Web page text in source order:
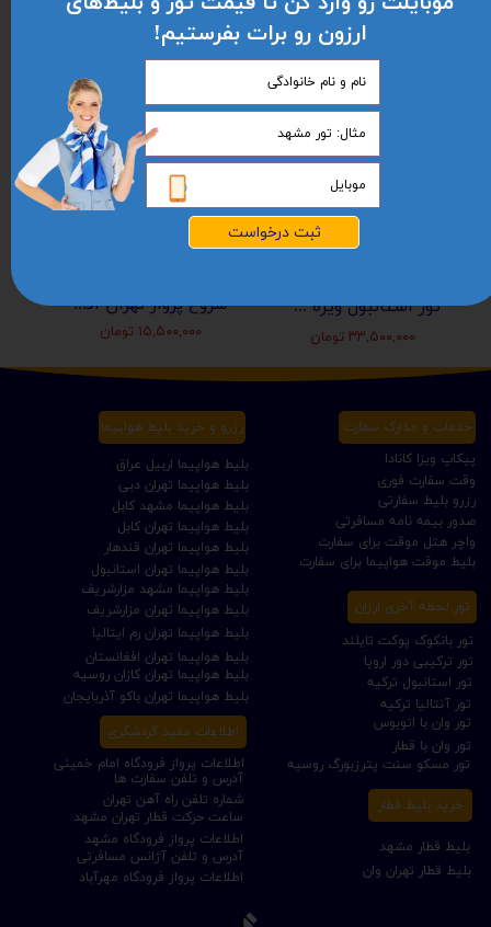
شروع پرواز تهران افغانستان (کابل-مزارشریف-هرات-قندهار)
۱۵,۵۰۰,۰۰۰ تومان
تور استانبول ویژه عید نوروز 1405 | مجری مستقیم ✈️
۳۳,۵۰۰,۰۰۰ تومان
تور ترکیبی دور اروپا
رزرو بلیط سفارتی
پیکاپ ویزا کانادا
بلیط هواپیما تهران کابل
بلیط هواپیما تهران مزارشریف
بلیط هواپیما مشهد کابل
بلیط هواپیما تهران قندهار
بلیط هواپیما تهران افغانستان
بلیط هواپیما مشهد مزارشریف
بلیط قطار تهران وان
بلیط قطار مشهد
بلیط موقت هواپیما برای سفارت
واچر هتل موقت برای سفارت
بلیط هواپیما تهران رم ایتالیا
اطلاعات پرواز فرودگاه امام خمینی
بلیط هواپیما تهران دبی
بلیط هواپیما تهران باکو آذربایجان
بلیط هواپیما تهران استانبول
بلیط هواپیما تهران کازان روسیه
بلیط هواپیما اربیل عراق
صدور بیمه نامه مسافرتی
تور آنتالیا ترکیه
تور استانبول ترکیه
تور مسکو سنت پترزبورگ روسیه
تور وان با قطار
تور بانکوک پوکت تایلند
تور وان با اتوبوس
ساعت حرکت قطار تهران مشهد
خرید بلیط قطار
خدمات و مدارک سفارت رزرو و خرید بلیط هواپیما
تور لحظه آخری ارزان
شماره تلفن راه آهن تهران
وقت سفارت فوری
اطلاعات پرواز فرودگاه مهرآباد
اطلاعات پرواز فرودگاه مشهد
آدرس و تلفن سفارت ها
آدرس و تلفن آژانس مسافرتی
اطلاعات مفید گردشگری
ثبت درخواست
ارزون رو برات بفرستیم!